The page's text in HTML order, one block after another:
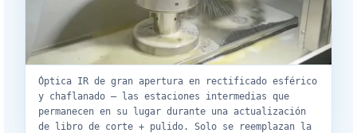
Óptica IR de gran apertura en rectificado esférico
y chaflanado — las estaciones intermedias que
permanecen en su lugar durante una actualización
de libro de corte + pulido. Solo se reemplazan la